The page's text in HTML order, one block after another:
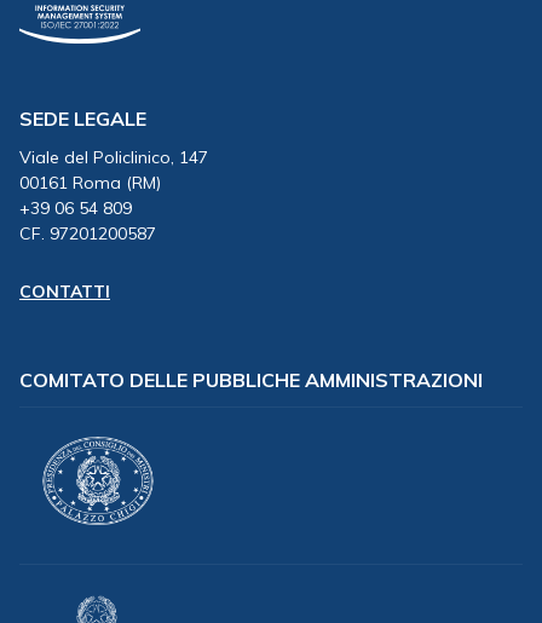
SEDE LEGALE
Viale del Policlinico, 147
00161 Roma (RM)
+39 06 54 809
CF. 97201200587
CONTATTI
COMITATO DELLE PUBBLICHE AMMINISTRAZIONI